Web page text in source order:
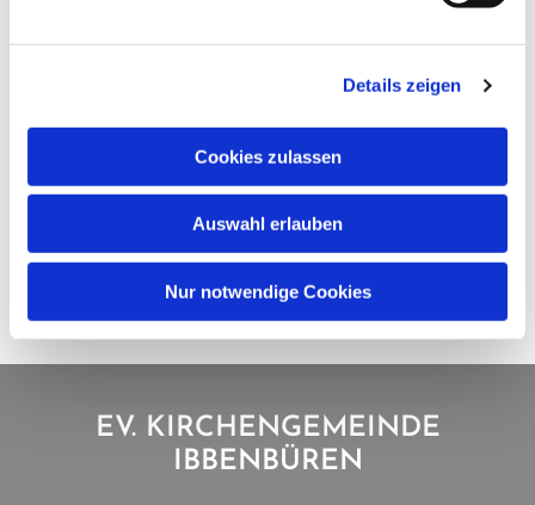
Details zeigen
Cookies zulassen
Auswahl erlauben
Nur notwendige Cookies
EV. KIRCHENGEMEINDE
IBBENBÜREN